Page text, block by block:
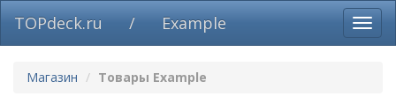
TOPdeck.ru / Example
Магазин Товары Example